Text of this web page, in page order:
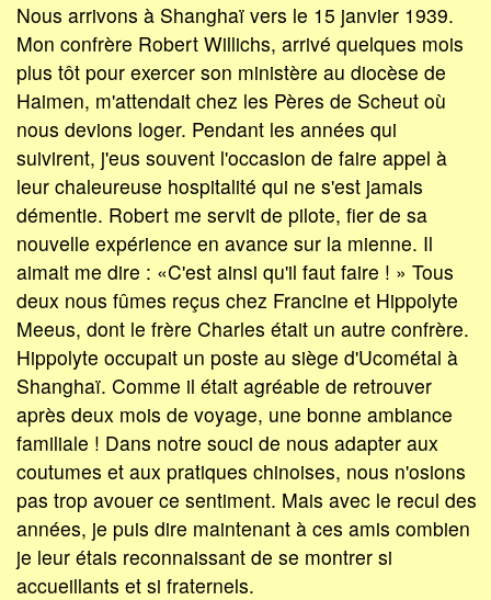
Nous arrivons à Shanghaï vers le 15 janvier 1939.
Mon confrère Robert Willichs, arrivé quelques mois
plus tôt pour exercer son ministère au diocèse de
Haimen, m'attendait chez les Pères de Scheut où
nous devions loger. Pendant les années qui
suivirent, j'eus souvent l'occasion de faire appel à
leur chaleureuse hospitalité qui ne s'est jamais
démentie. Robert me servit de pilote, fier de sa
nouvelle expérience en avance sur la mienne. Il
aimait me dire : «C'est ainsi qu'il faut faire ! » Tous
deux nous fûmes reçus chez Francine et Hippolyte
Meeus, dont le frère Charles était un autre confrère.
Hippolyte occupait un poste au siège d'Ucométal à
Shanghaï. Comme il était agréable de retrouver
après deux mois de voyage, une bonne ambiance
familiale ! Dans notre souci de nous adapter aux
coutumes et aux pratiques chinoises, nous n'osions
pas trop avouer ce sentiment. Mais avec le recul des
années, je puis dire maintenant à ces amis combien
je leur étais reconnaissant de se montrer si
accueillants et si fraternels.